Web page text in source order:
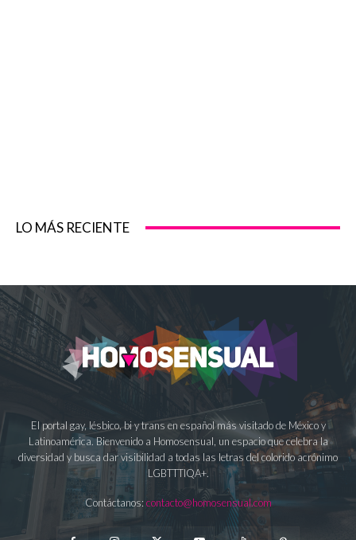
LO MÁS RECIENTE
El portal gay, lésbico, bi y trans en español más visitado de México y
Latinoamérica. Bienvenido a Homosensual, un espacio que celebra la
diversidad y busca dar visibilidad a todas las letras del colorido acrónimo
LGBTTTIQA+.
Contáctanos: contacto@homosensual.com